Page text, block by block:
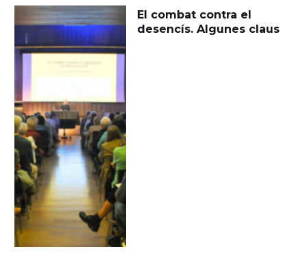
El combat contra el
desencís. Algunes claus